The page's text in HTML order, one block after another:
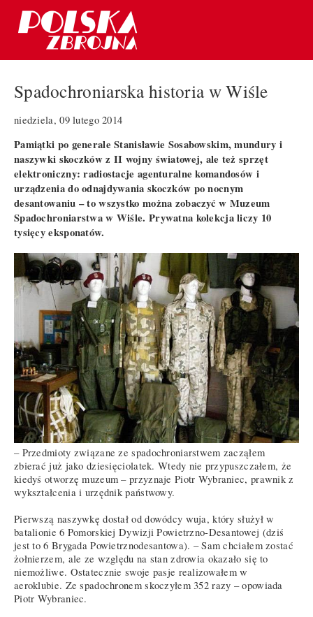
Spadochroniarska historia w Wiśle
niedziela, 09 lutego 2014
Pamiątki po generale Stanisławie Sosabowskim, mundury i
naszywki skoczków z II wojny światowej, ale też sprzęt
elektroniczny: radiostacje agenturalne komandosów i
urządzenia do odnajdywania skoczków po nocnym
desantowaniu – to wszystko można zobaczyć w Muzeum
Spadochroniarstwa w Wiśle. Prywatna kolekcja liczy 10
tysięcy eksponatów.
– Przedmioty związane ze spadochroniarstwem zacząłem
zbierać już jako dziesięciolatek. Wtedy nie przypuszczałem, że
kiedyś otworzę muzeum – przyznaje Piotr Wybraniec, prawnik z
wykształcenia i urzędnik państwowy.
Pierwszą naszywkę dostał od dowódcy wuja, który służył w
batalionie 6 Pomorskiej Dywizji Powietrzno-Desantowej (dziś
jest to 6 Brygada Powietrznodesantowa). – Sam chciałem zostać
żołnierzem, ale ze względu na stan zdrowia okazało się to
niemożliwe. Ostatecznie swoje pasje realizowałem w
aeroklubie. Ze spadochronem skoczyłem 352 razy – opowiada
Piotr Wybraniec.